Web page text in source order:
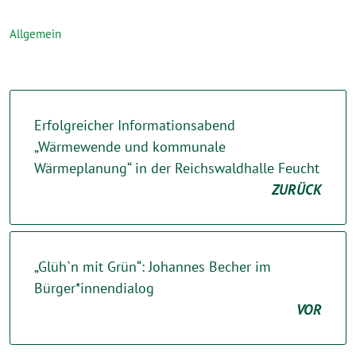
Allgemein
Erfolgreicher Informationsabend
„Wärmewende und kommunale
Wärmeplanung“ in der Reichswaldhalle Feucht
ZURÜCK
„Glüh`n mit Grün“: Johannes Becher im
Bürger*innendialog
VOR